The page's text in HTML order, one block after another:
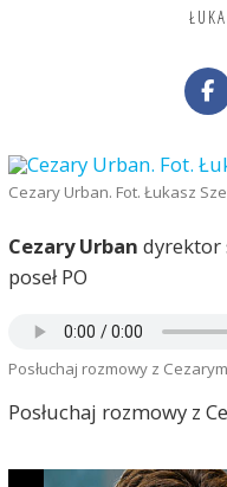
Cezary Urban. Fot. Łukasz
Cezary Urban dyrektor
poseł PO
Posłuchaj rozmowy z
Posłuchaj rozmowy z